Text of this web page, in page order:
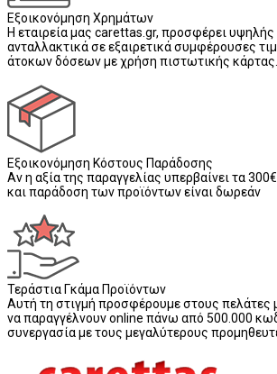
Εξοικονόμηση Χρημάτων
Η εταιρεία μας carettas.gr, προσφέρει υψηλής
ανταλλακτικά σε εξαιρετικά συμφέρουσες
άτοκων δόσεων με χρήση πιστωτικής κάρτας.
Εξοικονόμηση Κόστους Παράδοσης
Αν η αξία της παραγγελίας υπερβαίνει τα
και παράδοση των προϊόντων είναι δωρεάν
Τεράστια Γκάμα Προϊόντων
Αυτή τη στιγμή προσφέρουμε στους πελάτες
να παραγγέλνουν online πάνω από 500.000
συνεργασία με τους μεγαλύτερους